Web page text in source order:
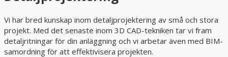
Vi har bred kunskap inom detaljprojektering av små och stora
projekt. Med det senaste inom 3D CAD-tekniken tar vi fram
detaljritningar för din anläggning och vi arbetar även med BIM-
samordning för att effektivisera projekten.